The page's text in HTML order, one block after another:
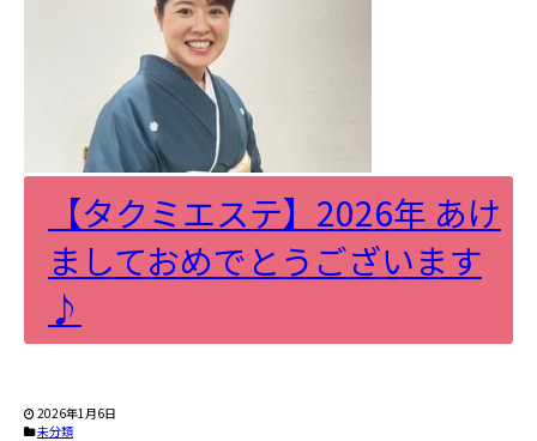
【タクミエステ】2026年 あけ
ましておめでとうございます
♪
2026年1月6日
未分類